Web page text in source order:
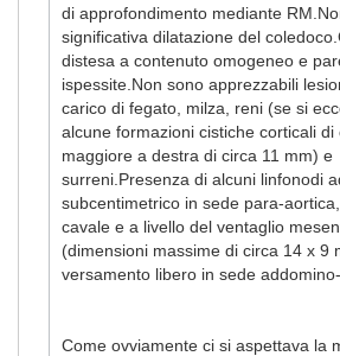
di approfondimento mediante
significativa dilatazione del
distesa a contenuto omogeneo e
ispessite.Non sono apprezzabili
carico di fegato, milza, reni (se si
alcune formazioni cistiche corticali di
maggiore a destra di circa 11 mm) e
surreni.Presenza di alcuni linfonodi
subcentimetrico in sede para-
cavale e a livello del ventaglio
(dimensioni massime di circa 14 x 9
versamento libero in sede
Come ovviamente ci si aspettava la